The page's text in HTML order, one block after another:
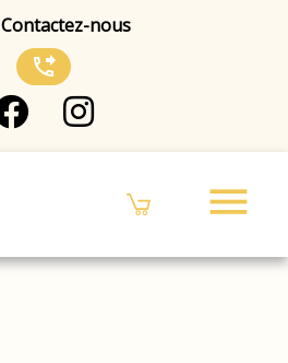
Contactez-nous
phone_forwarded
menu